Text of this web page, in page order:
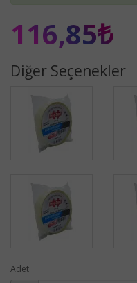
116,85₺
Diğer Seçenekler
Adet